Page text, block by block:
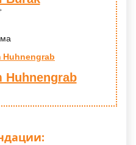
Huhnengrab